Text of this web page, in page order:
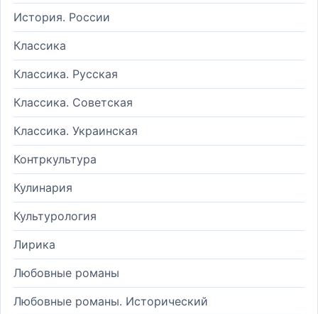
История. России
Классика
Классика. Русская
Классика. Советская
Классика. Украинская
Контркультура
Кулинария
Культурология
Лирика
Любовные романы
Любовные романы. Исторический